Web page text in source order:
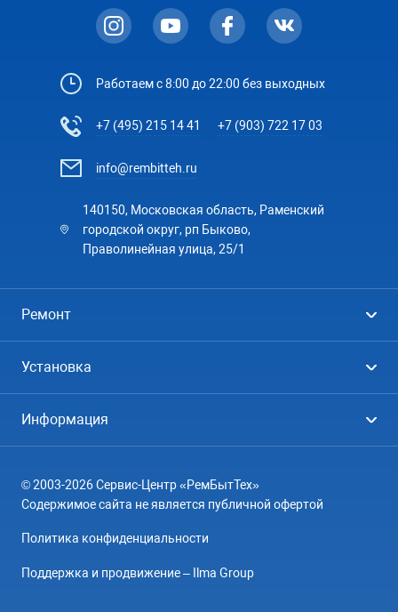
Работаем с 8:00 до 22:00 без выходных
+7 (495) 215 14 41 +7 (903) 722 17 03
info@rembitteh.ru
140150, Московская область, Раменский
городской округ, рп Быково,
Праволинейная улица, 25/1
Ремонт
Посудомоечные машины
Кондиционеры
Варочные панели
Электроплиты
Установка
Кондиционеры
Информация
География
© 2003-2026 Сервис-Центр «РемБытТех»
Содержимое сайта не является публичной офертой
Политика конфиденциальности
Поддержка и продвижение – Ilma Group